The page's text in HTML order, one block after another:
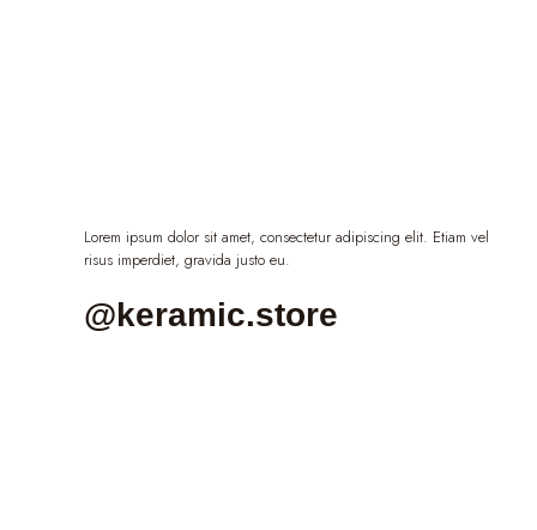
Lorem ipsum dolor sit amet, consectetur adipiscing elit. Etiam vel
risus imperdiet, gravida justo eu.
@keramic.store